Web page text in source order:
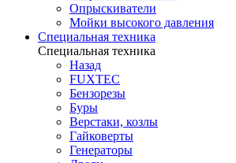
Опрыскиватели
Мойки высокого давления
Специальная техника
Специальная техника
Назад
FUXTEC
Бензорезы
Буры
Верстаки, козлы
Гайковерты
Генераторы